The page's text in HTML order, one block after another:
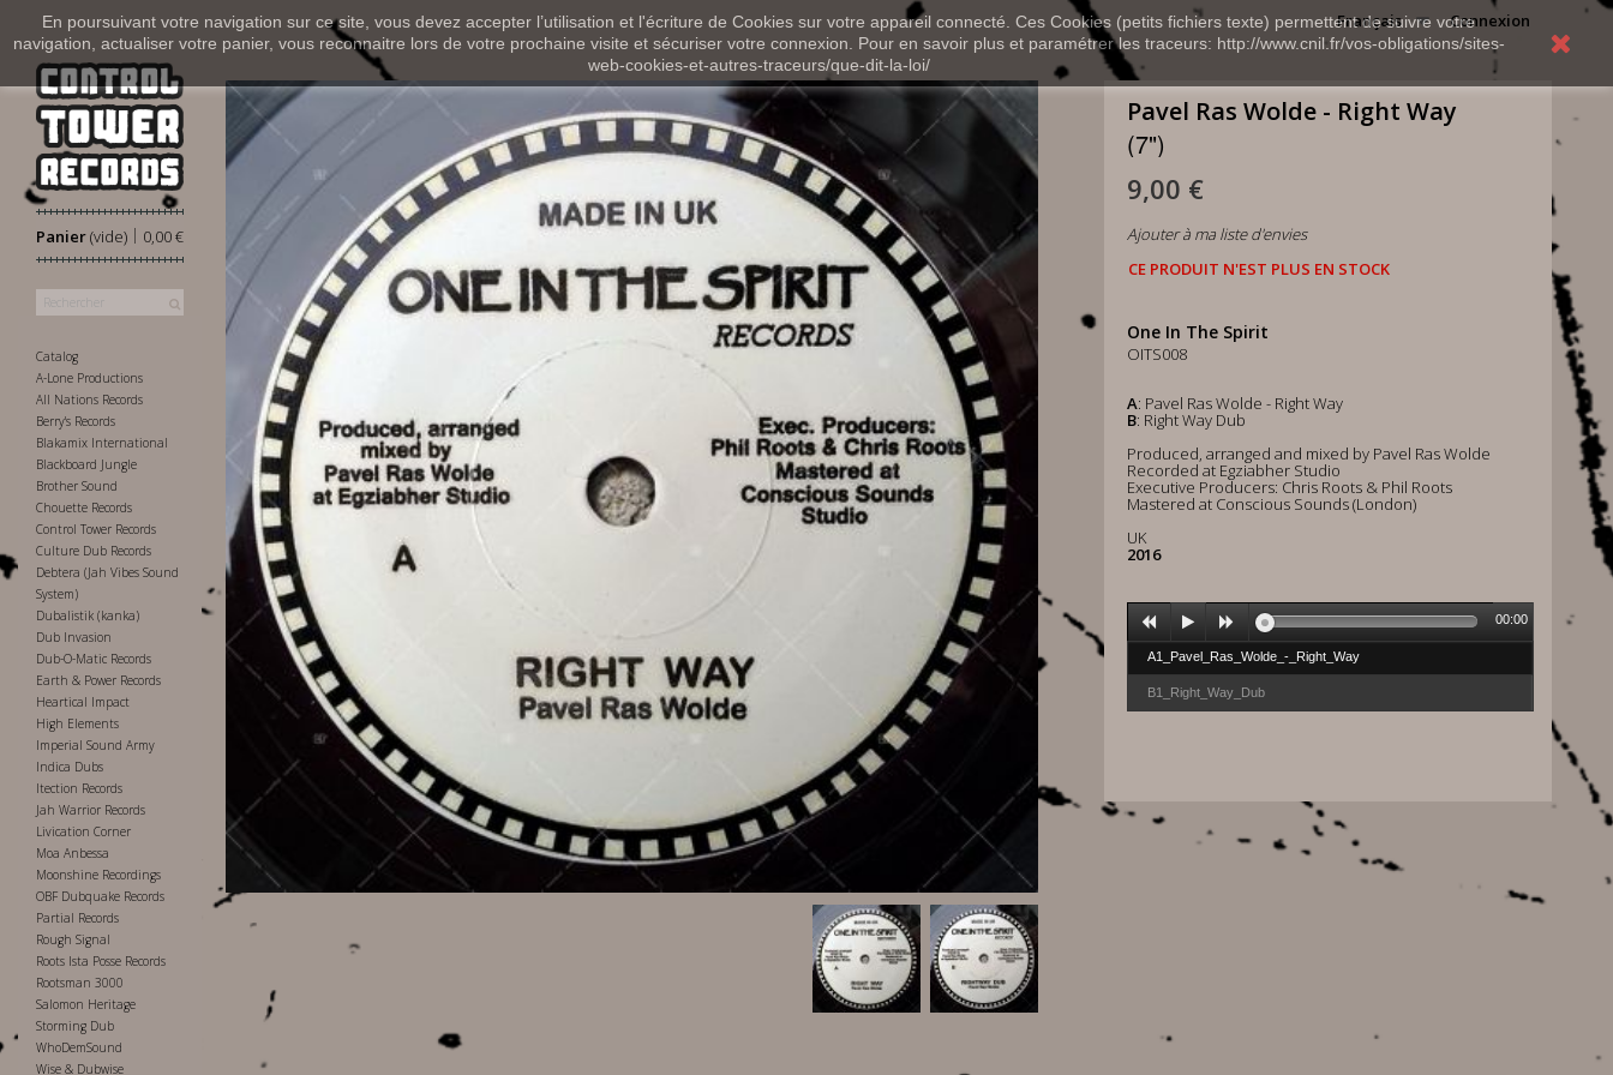
En poursuivant votre navigation sur ce site, vous devez accepter l’utilisation et l'écriture de Cookies sur votre appareil connecté. Ces Cookies (petits fichiers texte) permettent de suivre votre
navigation, actualiser votre panier, vous reconnaitre lors de votre prochaine visite et sécuriser votre connexion. Pour en savoir plus et paramétrer les traceurs: http://www.cnil.fr/vos-obligations/sites-
web-cookies-et-autres-traceurs/que-dit-la-loi/
Connexion
Français
Panier 0,00 €
|
(vide)
Catalog
A-Lone Productions
All Nations Records
Berry's Records
Blakamix International
Blackboard Jungle
Brother Sound
Chouette Records
Control Tower Records
Culture Dub Records
Debtera (Jah Vibes Sound
System)
Dubalistik (kanka)
Dub Invasion
Dub-O-Matic Records
Earth & Power Records
Heartical Impact
High Elements
Imperial Sound Army
Indica Dubs
Itection Records
Jah Warrior Records
Livication Corner
Moa Anbessa
Moonshine Recordings
OBF Dubquake Records
Partial Records
Rough Signal
Roots Ista Posse Records
Rootsman 3000
Salomon Heritage
Storming Dub
WhoDemSound
Wise & Dubwise
Pavel Ras Wolde - Right Way
(7")
9,00 €
Ajouter à ma liste d'envies
CE PRODUIT N'EST PLUS EN STOCK
One In The Spirit
OITS008
A: Pavel Ras Wolde - Right Way
B: Right Way Dub
Produced, arranged and mixed by Pavel Ras Wolde
Recorded at Egziabher Studio
Executive Producers: Chris Roots & Phil Roots
Mastered at Conscious Sounds (London)
UK
2016
A1_Pavel_Ras_Wolde_-_Right_Way
B1_Right_Way_Dub
00:00